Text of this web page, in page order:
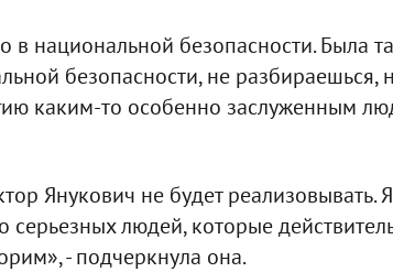
в национальной безопасности. Была
безопасности, не разбираешься,
каким-то особенно заслуженным
Янукович не будет реализовывать.
серьезных людей, которые
- подчеркнула она.